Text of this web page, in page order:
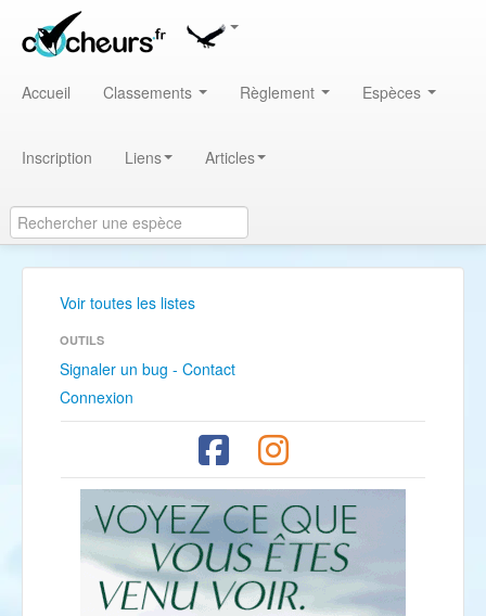
Accueil Classements Règlement Espèces
Inscription Liens Articles
Voir toutes les listes
OUTILS
Signaler un bug - Contact
Connexion